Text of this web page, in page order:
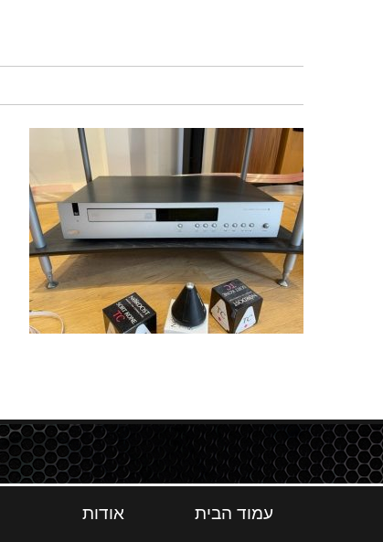
עמוד הבית אודות